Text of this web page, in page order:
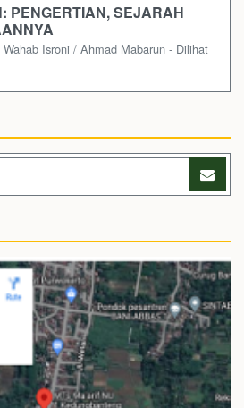
PENGERTIAN, SEJARAH
Isroni / Ahmad Mabarun - Dilihat